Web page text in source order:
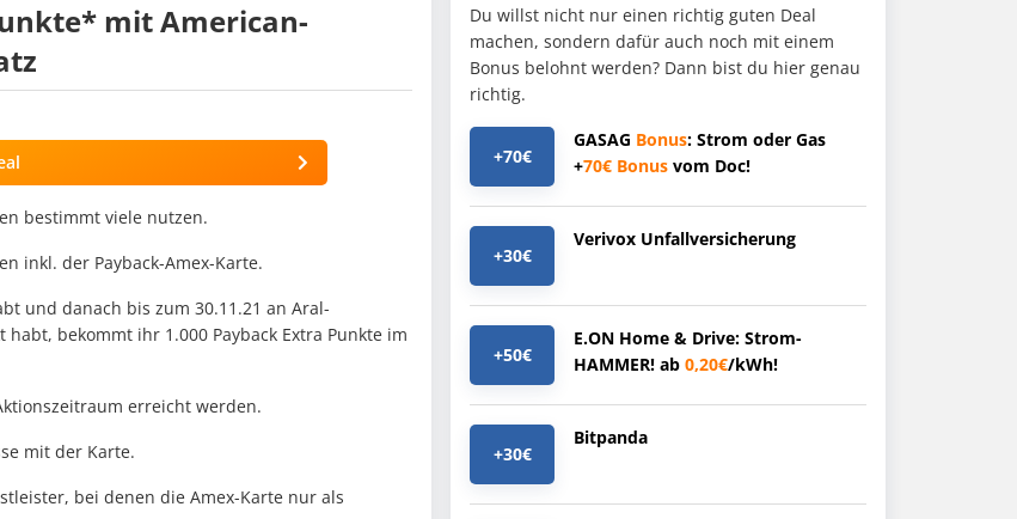
mit American-
bestimmt viele nutzen.
inkl. der Payback-Amex-Karte.
und danach bis zum 30.11.21 an Aral-
bekommt ihr 1.000 Payback Extra Punkte im
erreicht werden.
mit der Karte.
bei denen die Amex-Karte nur als
Du willst nicht nur einen richtig guten Deal
machen, sondern dafür auch noch mit einem
Bonus belohnt werden? Dann bist du hier genau
richtig.
+70€
GASAG Bonus: Strom oder Gas
+70€ Bonus vom Doc!
+30€
Verivox Unfallversicherung
+50€
E.ON Home & Drive: Strom-
HAMMER! ab 0,20€/kWh!
+30€
Bitpanda